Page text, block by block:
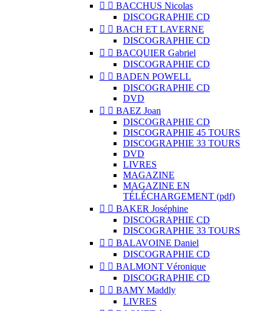
  BACCHUS Nicolas
DISCOGRAPHIE CD
  BACH ET LAVERNE
DISCOGRAPHIE CD
  BACQUIER Gabriel
DISCOGRAPHIE CD
  BADEN POWELL
DISCOGRAPHIE CD
DVD
  BAEZ Joan
DISCOGRAPHIE CD
DISCOGRAPHIE 45 TOURS
DISCOGRAPHIE 33 TOURS
DVD
LIVRES
MAGAZINE
MAGAZINE EN
TÉLÉCHARGEMENT (pdf)
  BAKER Joséphine
DISCOGRAPHIE CD
DISCOGRAPHIE 33 TOURS
  BALAVOINE Daniel
DISCOGRAPHIE CD
  BALMONT Véronique
DISCOGRAPHIE CD
  BAMY Maddly
LIVRES